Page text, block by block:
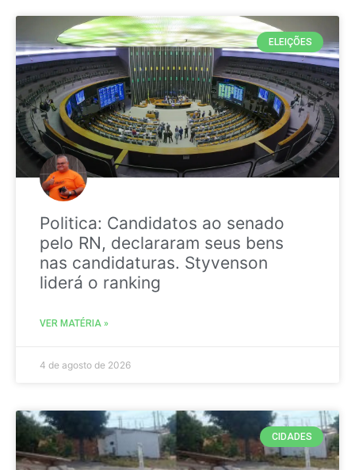
ELEIÇÕES
Politica: Candidatos ao senado
pelo RN, declararam seus bens
nas candidaturas. Styvenson
liderá o ranking
VER MATÉRIA »
4 de agosto de 2026
CIDADES